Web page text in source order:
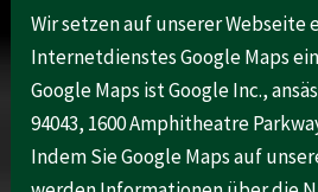
Wir setzen auf unserer Webseite
Internetdienstes Google Maps
Google Maps ist Google Inc.,
94043, 1600 Amphitheatre
Indem Sie Google Maps auf